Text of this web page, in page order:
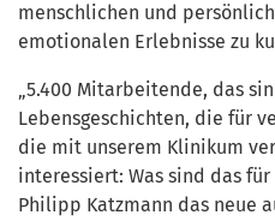
menschlichen und
emotionalen Erlebnisse zu
„5.400 Mitarbeitende, das
Lebensgeschichten, die für
die mit unserem Klinikum
interessiert: Was sind das für
Philipp Katzmann das neue